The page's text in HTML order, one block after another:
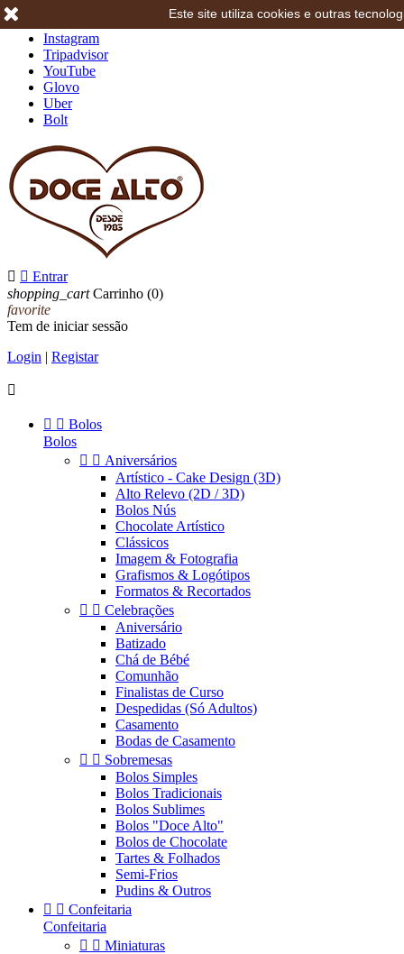
Instagram
Tripadvisor
YouTube
Glovo
Uber
Bolt
  Entrar
shopping_cart Carrinho (0)
favorite
Tem de iniciar sessão
Login | Registar

  Bolos
Bolos
  Aniversários
Artístico - Cake Design (3D)
Alto Relevo (2D / 3D)
Bolos Nús
Chocolate Artístico
Clássicos
Imagem & Fotografia
Grafismos & Logótipos
Formatos & Recortados
  Celebrações
Aniversário
Batizado
Chá de Bébé
Comunhão
Finalistas de Curso
Despedidas (Só Adultos)
Casamento
Bodas de Casamento
  Sobremesas
Bolos Simples
Bolos Tradicionais
Bolos Sublimes
Bolos "Doce Alto"
Bolos de Chocolate
Tartes & Folhados
Semi-Frios
Pudins & Outros
  Confeitaria
Confeitaria
  Miniaturas
Este site utiliza cookies e outras